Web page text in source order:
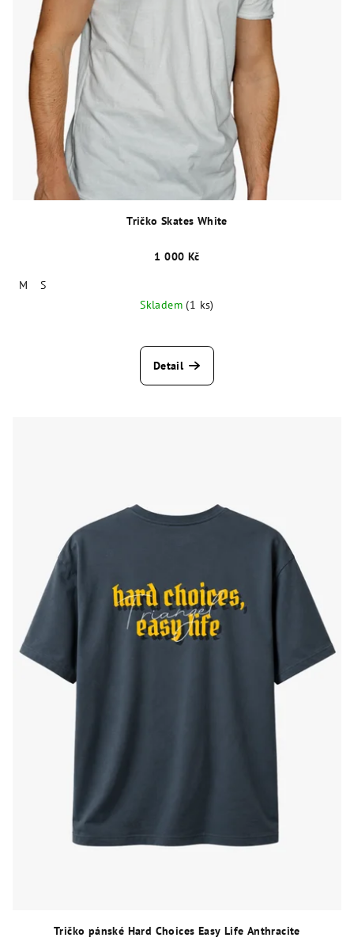
Tričko Skates White
1 000 Kč
M
S
Skladem(1 ks)
Detail
Tričko pánské Hard Choices Easy Life Anthracite